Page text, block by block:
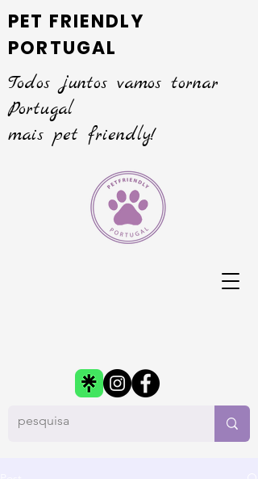
PET FRIENDLY
PORTUGAL
Todos juntos vamos tornar
Portugal
mais pet friendly!